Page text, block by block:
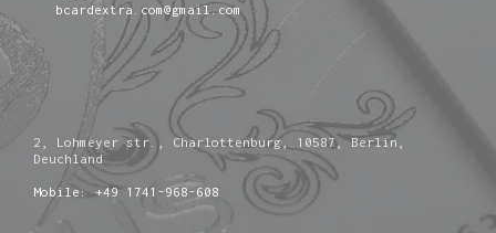
bcardextra.com@gmail.com
2, Lohmeyer str., Charlottenburg, 10587, Berlin,
Deuchland
Mobile: +49 1741-968-608